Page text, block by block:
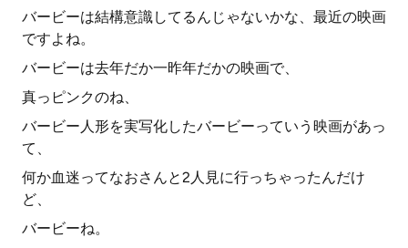
バービーは結構意識してるんじゃないかな、最近の映画
ですよね。
バービーは去年だか一昨年だかの映画で、
真っピンクのね、
バービー人形を実写化したバービーっていう映画があっ
て、
何か血迷ってなおさんと2人見に行っちゃったんだけ
ど、
バービーね。